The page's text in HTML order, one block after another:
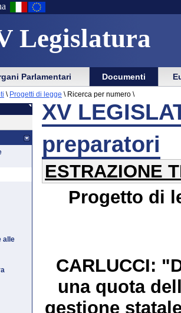
Legislatura
Parlamentari Documenti
alle
\ Progetti di legge \ Ricerca per numero \
XV
preparatori
ESTRAZIONE
Progetto di
CARLUCCI:
una quota
gestione